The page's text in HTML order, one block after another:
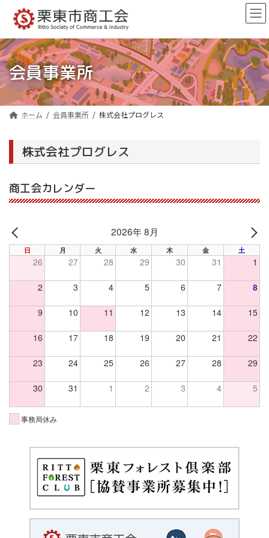
ン
ツ
へ
ス
キ
ッ
ー
シ
ョ
ン
に
移
会員事業所
ホーム 会員事業所 株式会社プログレス
株式会社プログレス
商工会カレンダー
PREV
2026年 8月
日 月 火 水 木 金 土
26 27 28 29 30 31 1
2 3 4 5 6 7 8
9 10 11 12 13 14 15
16 17 18 19 20 21 22
23 24 25 26 27 28 29
30 31 1 2 3 4 5
事務局休み